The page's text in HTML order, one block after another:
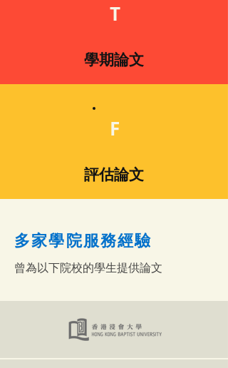
T
學期論文
F
評估論文
多家學院服務經驗
曾為以下院校的學生提供論文